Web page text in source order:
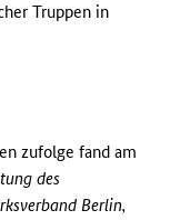
Truppen in
zufolge fand am
des
Berlin,